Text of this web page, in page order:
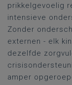
prikkelgevoelig
intensieve
Zonder
externen - elk
dezelfde
amper